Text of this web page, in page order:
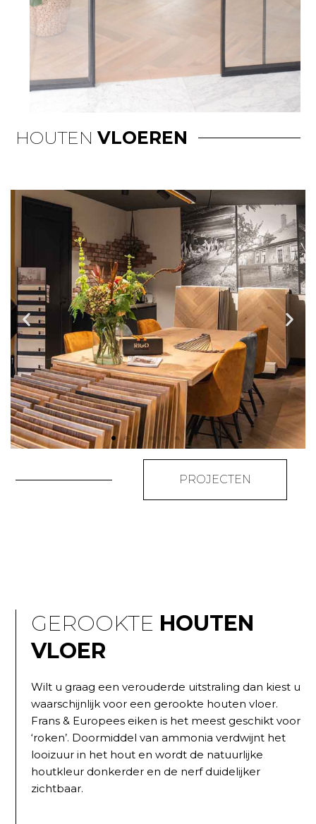
HOUTENVLOEREN
ONZEPROJECTEN
GEROOKTE HOUTEN
VLOER
Wilt u graag een verouderde uitstraling dan kiest u
waarschijnlijk voor een gerookte houten vloer.
Frans & Europees eiken is het meest geschikt voor
‘roken’. Doormiddel van ammonia verdwijnt het
looizuur in het hout en wordt de natuurlijke
houtkleur donkerder en de nerf duidelijker
zichtbaar.